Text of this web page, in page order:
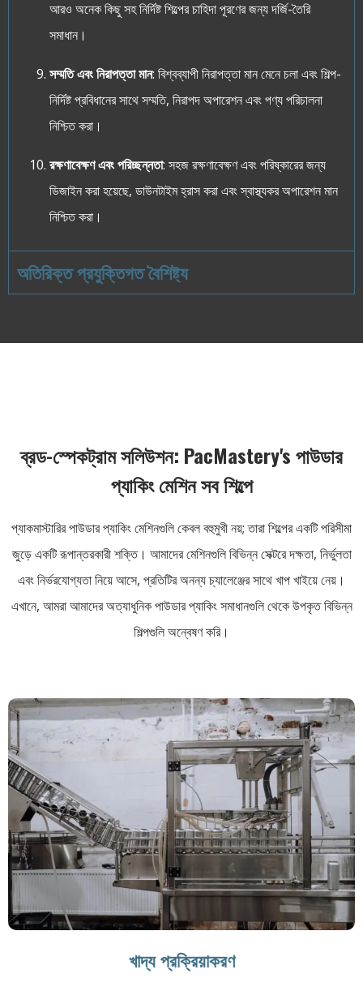
আরও অনেক কিছু সহ নির্দিষ্ট শিল্পের চাহিদা পূরণের জন্য দর্জি-তৈরি
সমাধান।
সম্মতি এবং নিরাপত্তা মান: বিশ্বব্যাপী নিরাপত্তা মান মেনে চলা এবং শিল্প-
নির্দিষ্ট প্রবিধানের সাথে সম্মতি, নিরাপদ অপারেশন এবং পণ্য পরিচালনা
নিশ্চিত করা।
রক্ষণাবেক্ষণ এবং পরিচ্ছন্নতা: সহজ রক্ষণাবেক্ষণ এবং পরিষ্কারের জন্য
ডিজাইন করা হয়েছে, ডাউনটাইম হ্রাস করা এবং স্বাস্থ্যকর অপারেশন মান
নিশ্চিত করা।
অতিরিক্ত প্রযুক্তিগত বৈশিষ্ট্য
ব্রড-স্পেকট্রাম সলিউশন: PacMastery's পাউডার
প্যাকিং মেশিন সব শিল্পে
প্যাকমাস্টারির পাউডার প্যাকিং মেশিনগুলি কেবল বহুমুখী নয়; তারা শিল্পের একটি পরিসীমা
জুড়ে একটি রূপান্তরকারী শক্তি। আমাদের মেশিনগুলি বিভিন্ন সেক্টরে দক্ষতা, নির্ভুলতা
এবং নির্ভরযোগ্যতা নিয়ে আসে, প্রতিটির অনন্য চ্যালেঞ্জের সাথে খাপ খাইয়ে নেয়।
এখানে, আমরা আমাদের অত্যাধুনিক পাউডার প্যাকিং সমাধানগুলি থেকে উপকৃত বিভিন্ন
শিল্পগুলি অন্বেষণ করি।
খাদ্য প্রক্রিয়াকরণ